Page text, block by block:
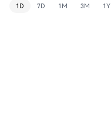
1D 7D 1M 3M 1Y